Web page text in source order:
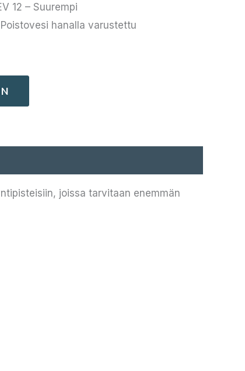
12 – Suurempi
hanalla varustettu
joissa tarvitaan enemmän